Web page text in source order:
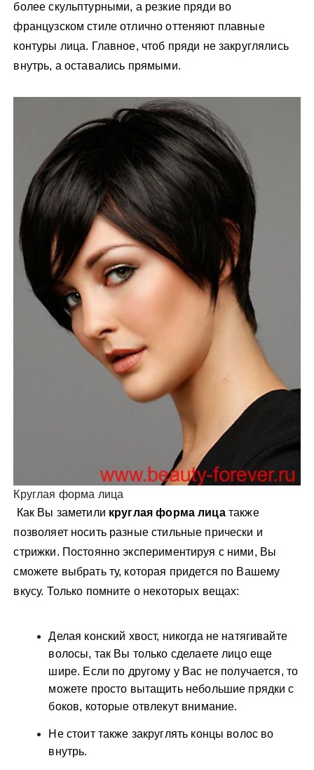
более скульптурными, а резкие пряди во
французском стиле отлично оттеняют плавные
контуры лица. Главное, чтоб пряди не закруглялись
внутрь, а оставались прямыми.
Круглая форма лица
Как Вы заметили круглая форма лицатакже
позволяет носить разные стильные прически и
стрижки. Постоянно экспериментируя с ними, Вы
сможете выбрать ту, которая придется по Вашему
вкусу. Только помните о некоторых вещах:
Делая конский хвост, никогда не натягивайте
волосы, так Вы только сделаете лицо еще
шире. Если по другому у Вас не получается, то
можете просто вытащить небольшие прядки с
боков, которые отвлекут внимание.
Не стоит также закруглять концы волос во
внутрь.